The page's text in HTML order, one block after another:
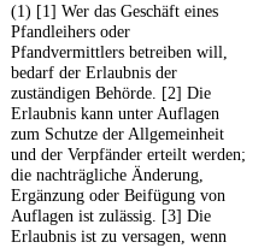
(1) [1] Wer das Geschäft eines
Pfandleihers oder
Pfandvermittlers betreiben will,
bedarf der Erlaubnis der
zuständigen Behörde. [2] Die
Erlaubnis kann unter Auflagen
zum Schutze der Allgemeinheit
und der Verpfänder erteilt werden;
die nachträgliche Änderung,
Ergänzung oder Beifügung von
Auflagen ist zulässig. [3] Die
Erlaubnis ist zu versagen, wenn